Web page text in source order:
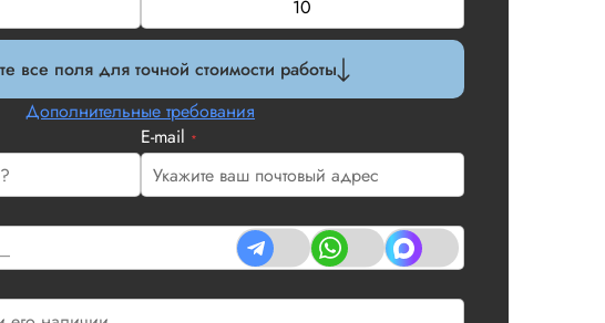
все поля для точной стоимости работы
Дополнительные требования
E-mail *